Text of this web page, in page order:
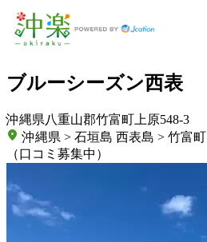
ブルーシーズン西表
沖縄県八重山郡竹富町上原548-3
沖縄県 > 石垣島 西表島 > 竹富町
（口コミ募集中）